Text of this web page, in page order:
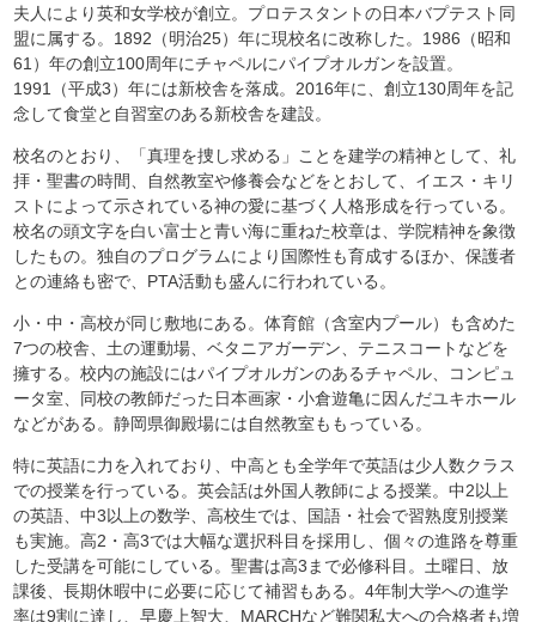
夫人により英和女学校が創立。プロテスタントの日本バプテスト同
盟に属する。1892（明治25）年に現校名に改称した。1986（昭和
61）年の創立100周年にチャペルにパイプオルガンを設置。
1991（平成3）年には新校舎を落成。2016年に、創立130周年を記
念して食堂と自習室のある新校舎を建設。
校名のとおり、「真理を捜し求める」ことを建学の精神として、礼
拝・聖書の時間、自然教室や修養会などをとおして、イエス・キリ
ストによって示されている神の愛に基づく人格形成を行っている。
校名の頭文字を白い富士と青い海に重ねた校章は、学院精神を象徴
したもの。独自のプログラムにより国際性も育成するほか、保護者
との連絡も密で、PTA活動も盛んに行われている。
小・中・高校が同じ敷地にある。体育館（含室内プール）も含めた
7つの校舎、土の運動場、ベタニアガーデン、テニスコートなどを
擁する。校内の施設にはパイプオルガンのあるチャペル、コンピュ
ータ室、同校の教師だった日本画家・小倉遊亀に因んだユキホール
などがある。静岡県御殿場には自然教室ももっている。
特に英語に力を入れており、中高とも全学年で英語は少人数クラス
での授業を行っている。英会話は外国人教師による授業。中2以上
の英語、中3以上の数学、高校生では、国語・社会で習熟度別授業
も実施。高2・高3では大幅な選択科目を採用し、個々の進路を尊重
した受講を可能にしている。聖書は高3まで必修科目。土曜日、放
課後、長期休暇中に必要に応じて補習もある。4年制大学への進学
率は9割に達し、早慶上智大、MARCHなど難関私大への合格者も増